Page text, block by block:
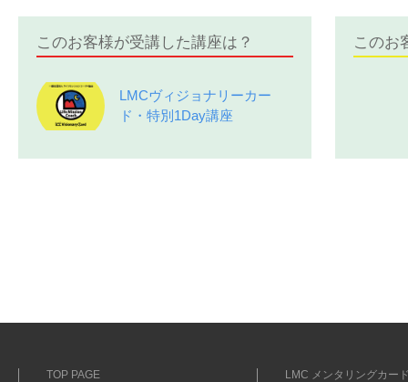
このお客様が受講した講座は？
LMCヴィジョナリーカー
ド・特別1Day講座
このお
TOP PAGE
LMC メンタリングカー